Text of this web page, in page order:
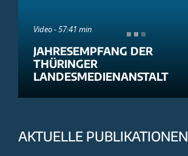
Video - 57:41 min
JAHRESEMPFANG DER
THÜRINGER
LANDESMEDIENANSTALT
AKTUELLE PUBLIKATIONEN